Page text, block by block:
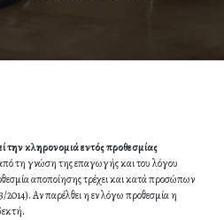
την κληρονομιά εντός προθεσμίας
από τη γνώση της επαγωγής και του λόγου
αποποίησης τρέχει και κατά προσώπων
2014). Αν παρέλθει η εν λόγω προθεσμία η